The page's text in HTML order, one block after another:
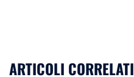
ARTICOLI CORRELATI